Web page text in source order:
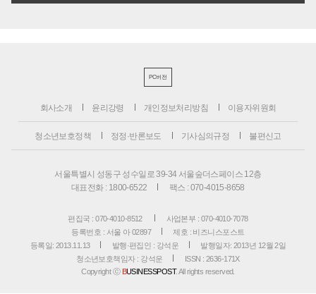
PC버전
회사소개 윤리강령 개인정보처리방침 이용자위원회
청소년보호정책 정정·반론보도 기사심의규정 불편신고
서울특별시 성동구 성수일로 39-34 서울숲더스페이스 12층
대표전화 : 1800-6522
팩스 : 070-4015-8658
편집국 : 070-4010-8512
사업본부 : 070-4010-7078
등록번호 : 서울 아 02897
제호 : 비즈니스포스트
등록일: 2013.11.13
발행·편집인 : 강석운
발행일자: 2013년 12월 2일
청소년보호책임자 : 강석운
ISSN : 2636-171X
Copyright ⓒ BUSINESSPOST. All rights reserved.